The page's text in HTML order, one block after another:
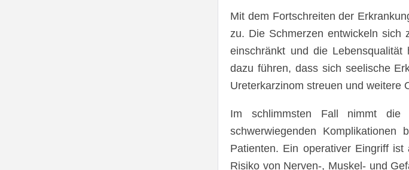
Mit dem Fortschreiten der
zu. Die Schmerzen entwickeln sich
einschränkt und die
dazu führen, dass sich seelische
Ureterkarzinom streuen und weitere
Im schlimmsten Fall nimmt die
schwerwiegenden
Patienten. Ein operativer Eingriff
Risiko von Nerven-, Muskel- und